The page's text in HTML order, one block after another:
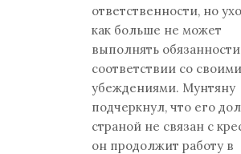
ответственности, но
как больше не может
выполнять
соответствии со своими
убеждениями. Мунтяну
подчеркнул, что его
страной не связан с
он продолжит работу в